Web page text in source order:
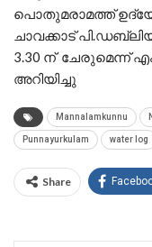
പൊതുമരാമത്ത്
ചാവക്കാട്
3.30 ന് ചേരുമെന്ന്
അറിയിച്ചു
Mannalamkunnu
Punnayurkulam water log
Share